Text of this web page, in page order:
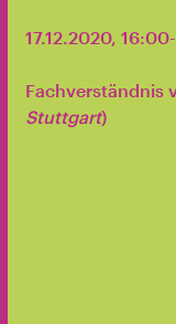
17.12.2020,
Fachverständnis
Stuttgart)